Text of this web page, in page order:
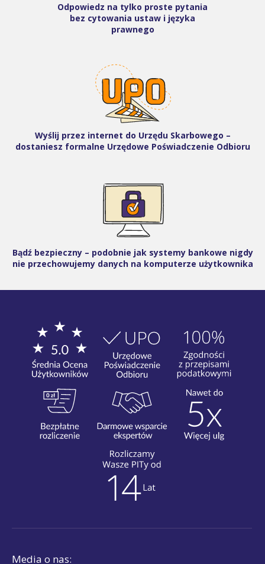
Odpowiedz na tylko proste pytania
bez cytowania ustaw i języka
prawnego
Wyślij przez internet do Urzędu Skarbowego –
dostaniesz formalne Urzędowe Poświadczenie Odbioru
Bądź bezpieczny – podobnie jak systemy bankowe nigdy
nie przechowujemy danych na komputerze użytkownika
Media o nas: